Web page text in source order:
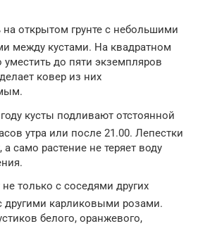
на открытом грунте с небольшими
между кустами. На квадратном
до пяти экземпляров
ковер из них
кусты подливают отстоянной
утра или после 21.00. Лепестки
само растение не теряет воду
только с соседями других
другими карликовыми розами.
белого, оранжевого,